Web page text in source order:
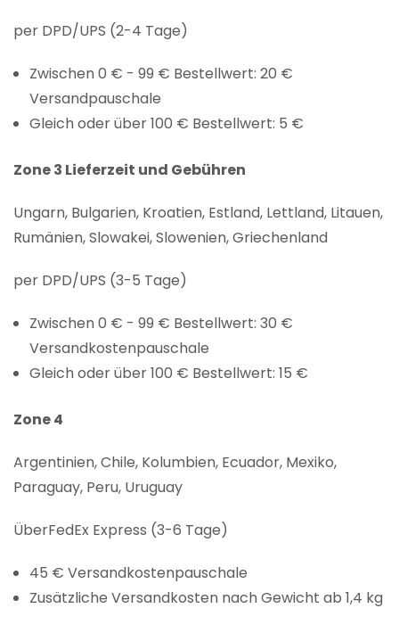
per DPD/UPS (2-4 Tage)
Zwischen 0 € - 99 € Bestellwert: 20 €
Versandpauschale
Gleich oder über 100 € Bestellwert: 5 €
Zone 3 Lieferzeit und Gebühren
Ungarn, Bulgarien, Kroatien, Estland, Lettland, Litauen,
Rumänien, Slowakei, Slowenien, Griechenland
per DPD/UPS (3-5 Tage)
Zwischen 0 € - 99 € Bestellwert: 30 €
Versandkostenpauschale
Gleich oder über 100 € Bestellwert: 15 €
Zone 4
Argentinien, Chile, Kolumbien, Ecuador, Mexiko,
Paraguay, Peru, Uruguay
ÜberFedEx Express (3-6 Tage)
45 € Versandkostenpauschale
Zusätzliche Versandkosten nach Gewicht ab 1,4 kg